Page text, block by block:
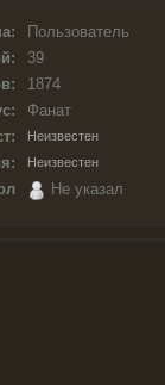
Пользователь
39
1874
Фанат
Неизвестен
Неизвестен
Не указал